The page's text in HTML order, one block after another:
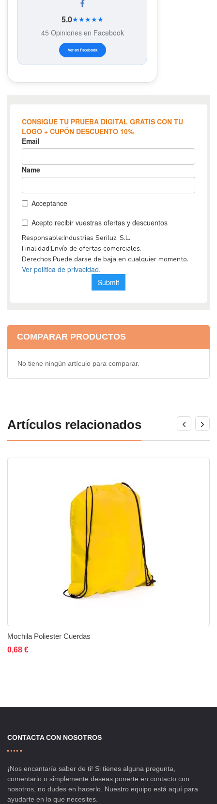
5.0★★★★★
45 Opiniones en Facebook
Ver en Facebook
COMPARAR PRODUCTOS
No tiene ningún artículo para comparar.
Artículos relacionados
Mochila Poliester Cuerdas
0,68 €
CONTACTA CON NOSOTROS
¡Nos encantaría saber de ti! Si tienes alguna pregunta,
comentario o simplemente deseas ponerte en contacto con
nosotros, no dudes en hacerlo. Nuestro equipo está aquí para
ayudarte en lo que necesites.